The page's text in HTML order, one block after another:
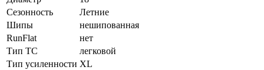
Сезонность
Летние
Шипы
нешипованная
RunFlat
нет
Тип ТС
легковой
Тип усиленности XL